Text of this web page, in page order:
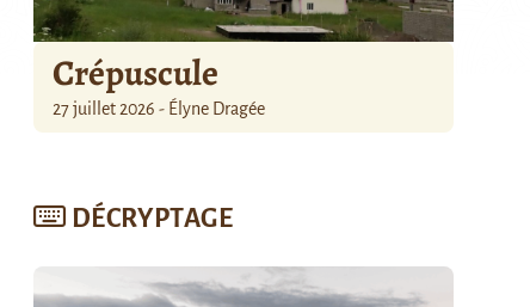
Crépuscule
27 juillet 2026 - Élyne Dragée
DÉCRYPTAGE